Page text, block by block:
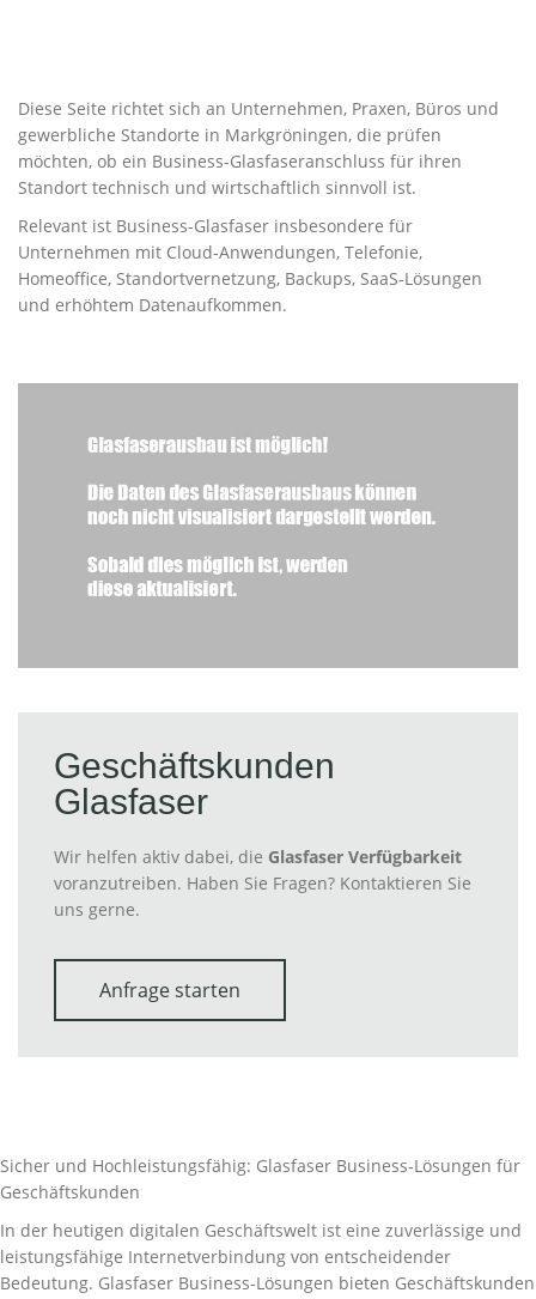
Diese Seite richtet sich an Unternehmen, Praxen, Büros und
gewerbliche Standorte in Markgröningen, die prüfen
möchten, ob ein Business-Glasfaseranschluss für ihren
Standort technisch und wirtschaftlich sinnvoll ist.
Relevant ist Business-Glasfaser insbesondere für
Unternehmen mit Cloud-Anwendungen, Telefonie,
Homeoffice, Standortvernetzung, Backups, SaaS-Lösungen
und erhöhtem Datenaufkommen.
Geschäftskunden
Glasfaser
Wir helfen aktiv dabei, die Glasfaser Verfügbarkeit
voranzutreiben. Haben Sie Fragen? Kontaktieren Sie
uns gerne.
Anfrage starten
Sicher und Hochleistungsfähig: Glasfaser Business-Lösungen für
Geschäftskunden
In der heutigen digitalen Geschäftswelt ist eine zuverlässige und
leistungsfähige Internetverbindung von entscheidender
Bedeutung. Glasfaser Business-Lösungen bieten Geschäftskunden